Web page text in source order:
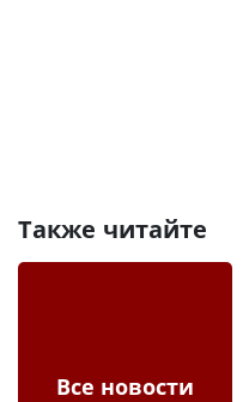
Также читайте
Все новости